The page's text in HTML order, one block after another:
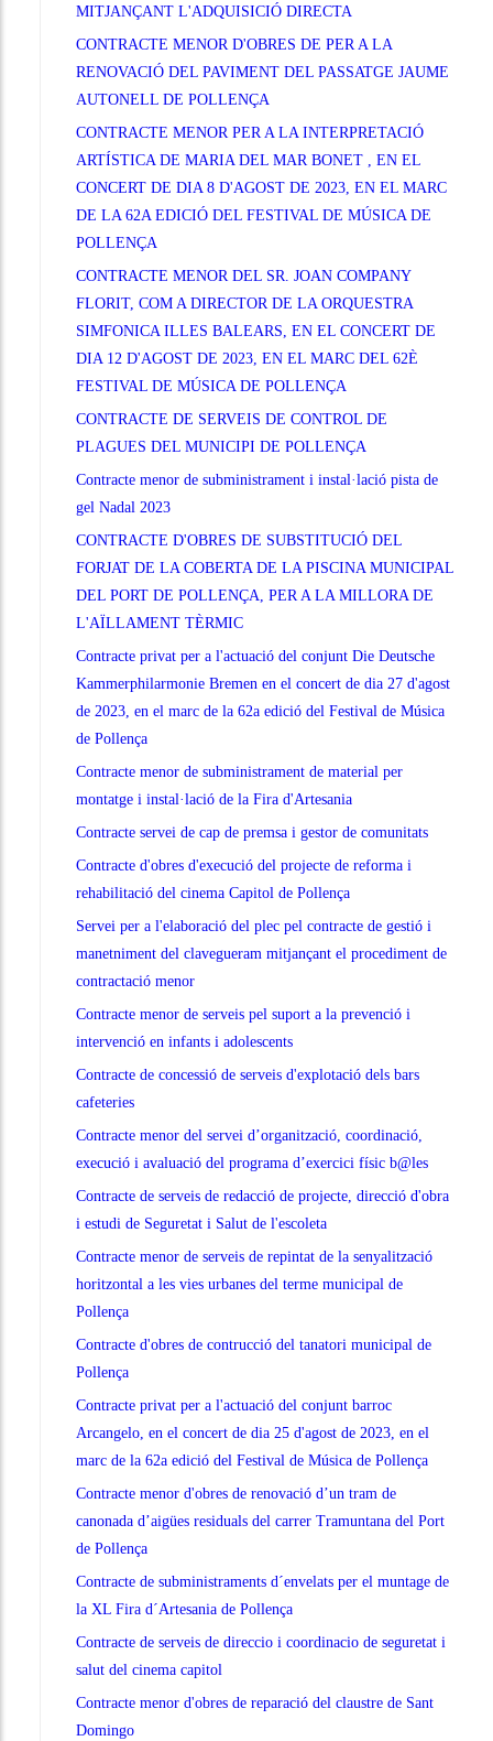
MITJANÇANT L'ADQUISICIÓ DIRECTA
CONTRACTE MENOR D'OBRES DE PER A LA
RENOVACIÓ DEL PAVIMENT DEL PASSATGE JAUME
AUTONELL DE POLLENÇA
CONTRACTE MENOR PER A LA INTERPRETACIÓ
ARTÍSTICA DE MARIA DEL MAR BONET , EN EL
CONCERT DE DIA 8 D'AGOST DE 2023, EN EL MARC
DE LA 62A EDICIÓ DEL FESTIVAL DE MÚSICA DE
POLLENÇA
CONTRACTE MENOR DEL SR. JOAN COMPANY
FLORIT, COM A DIRECTOR DE LA ORQUESTRA
SIMFONICA ILLES BALEARS, EN EL CONCERT DE
DIA 12 D'AGOST DE 2023, EN EL MARC DEL 62È
FESTIVAL DE MÚSICA DE POLLENÇA
CONTRACTE DE SERVEIS DE CONTROL DE
PLAGUES DEL MUNICIPI DE POLLENÇA
Contracte menor de subministrament i instal·lació pista de
gel Nadal 2023
CONTRACTE D'OBRES DE SUBSTITUCIÓ DEL
FORJAT DE LA COBERTA DE LA PISCINA MUNICIPAL
DEL PORT DE POLLENÇA, PER A LA MILLORA DE
L'AÏLLAMENT TÈRMIC
Contracte privat per a l'actuació del conjunt Die Deutsche
Kammerphilarmonie Bremen en el concert de dia 27 d'agost
de 2023, en el marc de la 62a edició del Festival de Música
de Pollença
Contracte menor de subministrament de material per
montatge i instal·lació de la Fira d'Artesania
Contracte servei de cap de premsa i gestor de comunitats
Contracte d'obres d'execució del projecte de reforma i
rehabilitació del cinema Capitol de Pollença
Servei per a l'elaboració del plec pel contracte de gestió i
manetniment del clavegueram mitjançant el procediment de
contractació menor
Contracte menor de serveis pel suport a la prevenció i
intervenció en infants i adolescents
Contracte de concessió de serveis d'explotació dels bars
cafeteries
Contracte menor del servei d’organització, coordinació,
execució i avaluació del programa d’exercici físic b@les
Contracte de serveis de redacció de projecte, direcció d'obra
i estudi de Seguretat i Salut de l'escoleta
Contracte menor de serveis de repintat de la senyalització
horitzontal a les vies urbanes del terme municipal de
Pollença
Contracte d'obres de contrucció del tanatori municipal de
Pollença
Contracte privat per a l'actuació del conjunt barroc
Arcangelo, en el concert de dia 25 d'agost de 2023, en el
marc de la 62a edició del Festival de Música de Pollença
Contracte menor d'obres de renovació d’un tram de
canonada d’aigües residuals del carrer Tramuntana del Port
de Pollença
Contracte de subministraments d´envelats per el muntage de
la XL Fira d´Artesania de Pollença
Contracte de serveis de direccio i coordinacio de seguretat i
salut del cinema capitol
Contracte menor d'obres de reparació del claustre de Sant
Domingo